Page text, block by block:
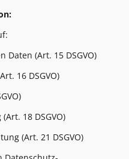
(Art. 15 DSGVO)
16 DSGVO)
18 DSGVO)
(Art. 21 DSGVO)